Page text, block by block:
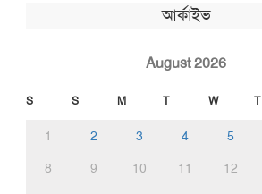
আর্কাইভ
August 2026
S S M T W T
1 2 3 4 5
8
9 10 11 12